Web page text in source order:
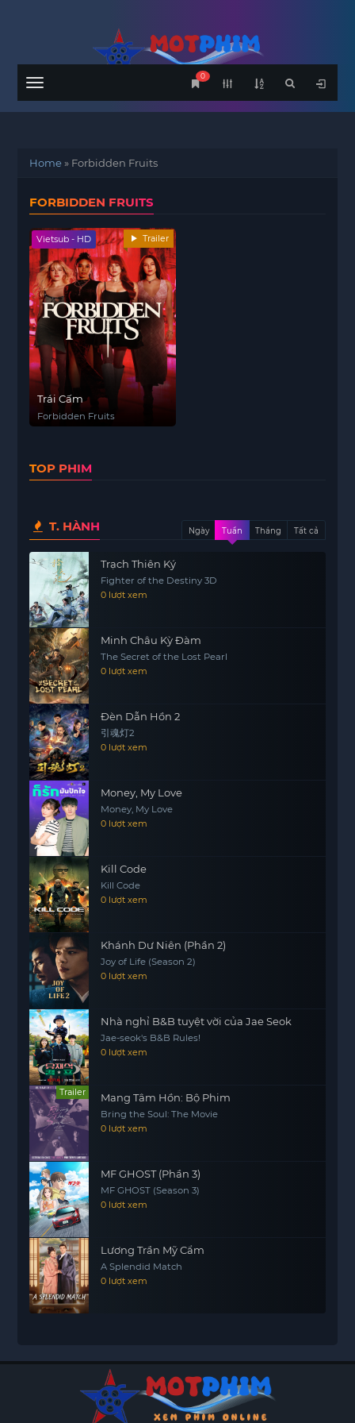
Menu
0
Home» Forbidden Fruits
FORBIDDEN FRUITS
Vietsub - HD Trailer
Trái Cấm
Forbidden Fruits
TOP PHIM
T. HÀNH Ngày Tuần Tháng Tất cả
Trạch Thiên Ký
Fighter of the Destiny 3D
0 lượt xem
Minh Châu Kỳ Đàm
The Secret of the Lost Pearl
0 lượt xem
Đèn Dẫn Hồn 2
引魂灯2
0 lượt xem
Money, My Love
Money, My Love
0 lượt xem
Kill Code
Kill Code
0 lượt xem
Khánh Dư Niên (Phần 2)
Joy of Life (Season 2)
0 lượt xem
Nhà nghỉ B&B tuyệt vời của Jae Seok
Jae-seok's B&B Rules!
0 lượt xem
Trailer Mang Tâm Hồn: Bộ Phim
Bring the Soul: The Movie
0 lượt xem
MF GHOST (Phần 3)
MF GHOST (Season 3)
0 lượt xem
Lương Trần Mỹ Cẩm
A Splendid Match
0 lượt xem